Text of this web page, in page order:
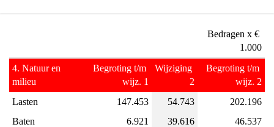
navigatie
Natuur
Bedragen x €
1.000
4. Natuur en
milieu
Begroting t/m
wijz. 1
Wijziging
2
Begroting t/m
wijz. 2
Lasten
147.453 54.743
202.196
Baten
6.921 39.616
46.537